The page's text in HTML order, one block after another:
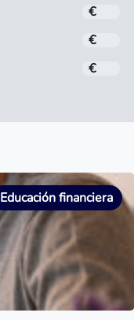
€
€
€
Educación financiera